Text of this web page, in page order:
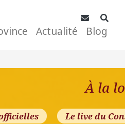
Contact
Actualité Blog
À la
Le live du